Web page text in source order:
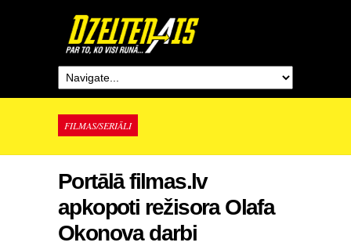
FILMAS/SERIĀLI
Portālā filmas.lv
apkopoti režisora Olafa
Okonova darbi